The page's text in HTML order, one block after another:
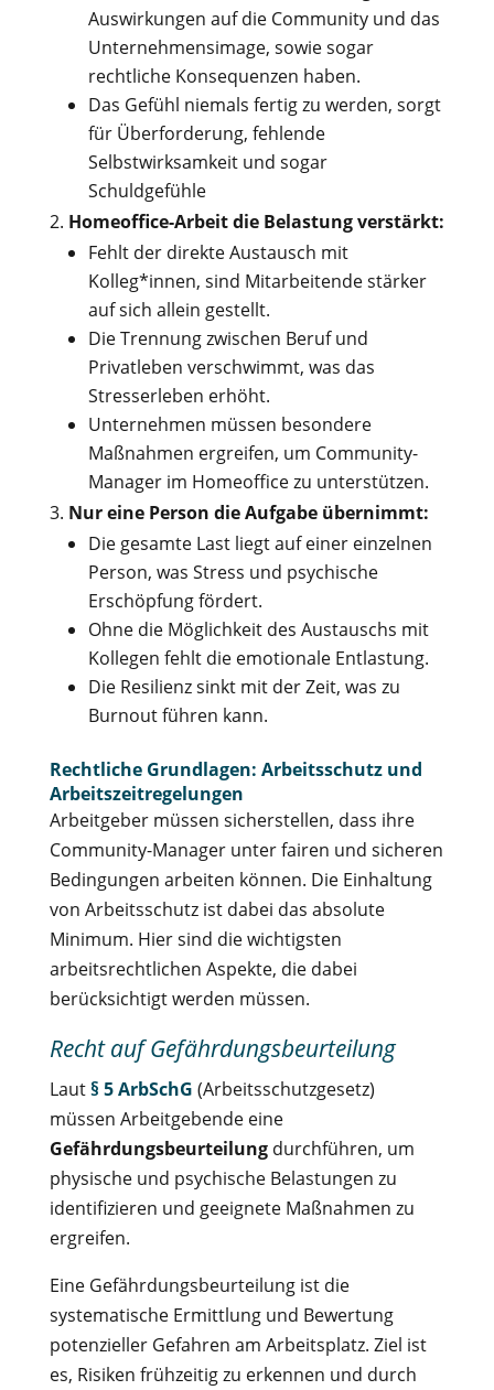
Auswirkungen auf die Community und das
Unternehmensimage, sowie sogar
rechtliche Konsequenzen haben.
Das Gefühl niemals fertig zu werden, sorgt
für Überforderung, fehlende
Selbstwirksamkeit und sogar
Schuldgefühle
Homeoffice-Arbeit die Belastung verstärkt:
Fehlt der direkte Austausch mit
Kolleg*innen, sind Mitarbeitende stärker
auf sich allein gestellt.
Die Trennung zwischen Beruf und
Privatleben verschwimmt, was das
Stresserleben erhöht.
Unternehmen müssen besondere
Maßnahmen ergreifen, um Community-
Manager im Homeoffice zu unterstützen.
Nur eine Person die Aufgabe übernimmt:
Die gesamte Last liegt auf einer einzelnen
Person, was Stress und psychische
Erschöpfung fördert.
Ohne die Möglichkeit des Austauschs mit
Kollegen fehlt die emotionale Entlastung.
Die Resilienz sinkt mit der Zeit, was zu
Burnout führen kann.
Rechtliche Grundlagen: Arbeitsschutz und
Arbeitszeitregelungen
Arbeitgeber müssen sicherstellen, dass ihre
Community-Manager unter fairen und sicheren
Bedingungen arbeiten können. Die Einhaltung
von Arbeitsschutz ist dabei das absolute
Minimum. Hier sind die wichtigsten
arbeitsrechtlichen Aspekte, die dabei
berücksichtigt werden müssen.
Recht auf Gefährdungsbeurteilung
Laut§ 5 ArbSchG (Arbeitsschutzgesetz)
müssen Arbeitgebende eine
Gefährdungsbeurteilungdurchführen, um
physische und psychische Belastungen zu
identifizieren und geeignete Maßnahmen zu
ergreifen.
Eine Gefährdungsbeurteilung ist die
systematische Ermittlung und Bewertung
potenzieller Gefahren am Arbeitsplatz. Ziel ist
es, Risiken frühzeitig zu erkennen und durch